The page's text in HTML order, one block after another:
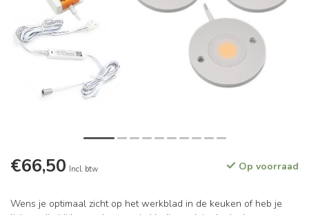
€66,50 Incl. btw Op voorraad
Wens je optimaal zicht op het werkblad in de keuken of heb je